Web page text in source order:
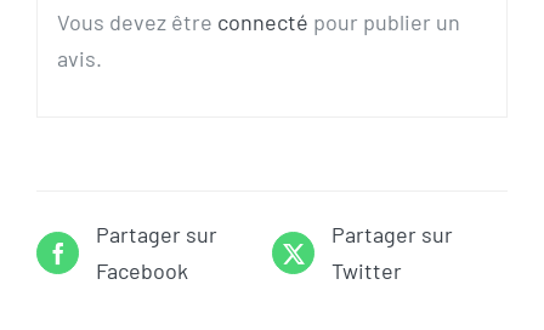
Vous devez être connecté pour publier un
avis.
Partager sur
Facebook
Partager sur
Twitter